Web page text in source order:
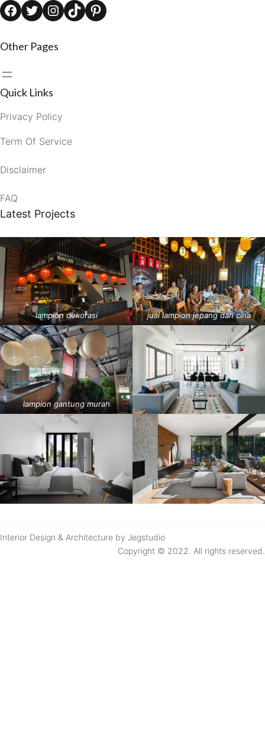
Facebook Twitter Instagram TikTok Pinterest
Other Pages
Quick Links
Privacy Policy
Term Of Service
Disclaimer
FAQ
Latest Projects
lampion dekorasi jual lampion jepang dan cina
lampion gantung murah
Interior Design & Architecture by Jegstudio
Copyright © 2022. All rights reserved.